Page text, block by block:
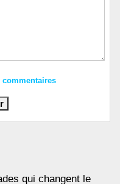
qui changent le